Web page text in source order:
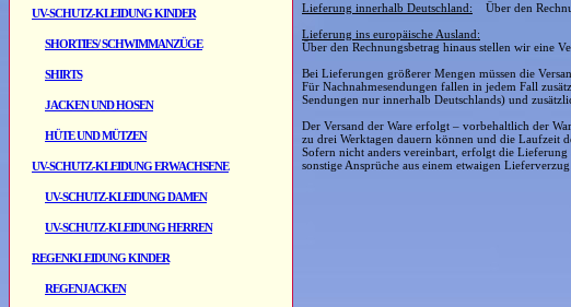
UV-SCHUTZ-KLEIDUNG KINDER
SHORTIES/ SCHWIMMANZÜGE
SHIRTS
JACKEN UND HOSEN
HÜTE UND MÜTZEN
UV-SCHUTZ-KLEIDUNG ERWACHSENE
UV-SCHUTZ-KLEIDUNG DAMEN
UV-SCHUTZ-KLEIDUNG HERREN
REGENKLEIDUNG KINDER
REGENJACKEN
Lieferung innerhalb Deutschland: Über den
Lieferung ins europäische Ausland:
Über den Rechnungsbetrag hinaus stellen wir eine
Bei Lieferungen größerer Mengen müssen die
Für Nachnahmesendungen fallen in jedem Fall
Sendungen nur innerhalb Deutschlands) und
Der Versand der Ware erfolgt – vorbehaltlich der
zu drei Werktagen dauern können und die Laufzeit
Sofern nicht anders vereinbart, erfolgt die
sonstige Ansprüche aus einem etwaigen Lieferverzug